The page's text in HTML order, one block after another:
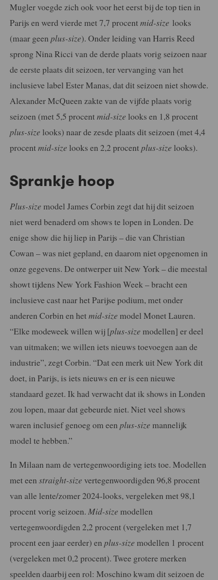
Mugler voegde zich ook voor het eerst bij de top tien in
Parijs en werd vierde met 7,7 procentmid-size looks
(maar geen plus-size). Onder leiding van Harris Reed
sprong Nina Ricci van de derde plaats vorig seizoen naar
de eerste plaats dit seizoen, ter vervanging van het
inclusieve label Ester Manas, dat dit seizoen niet showde.
Alexander McQueen zakte van de vijfde plaats vorig
seizoen (met 5,5 procentmid-size looks en 1,8 procent
plus-size looks) naar de zesde plaats dit seizoen (met 4,4
procentmid-size looks en 2,2 procent plus-size looks).
Sprankje hoop
Plus-size model James Corbin zegt dat hij dit seizoen
niet werd benaderd om shows te lopen in Londen. De
enige show die hij liep in Parijs – die van Christian
Cowan – was niet gepland, en daarom niet opgenomen in
onze gegevens. De ontwerper uit New York – die meestal
showt tijdens New York Fashion Week – bracht een
inclusieve cast naar het Parijse podium, met onder
anderen Corbin en hetmid-size model Monet Lauren.
“Elke modeweek willen wij [plus-size modellen] er deel
van uitmaken; we willen iets nieuws toevoegen aan de
industrie”, zegt Corbin. “Dat een merk uit New York dit
doet, in Parijs, is iets nieuws en er is een nieuwe
standaard gezet. Ik had verwacht dat ik shows in Londen
zou lopen, maar dat gebeurde niet. Niet veel shows
waren inclusief genoeg om een plus-size mannelijk
model te hebben.”
In Milaan nam de vertegenwoordiging iets toe. Modellen
met een straight-size vertegenwoordigden 96,8 procent
van alle lente/zomer 2024-looks, vergeleken met 98,1
procent vorig seizoen. Mid-size modellen
vertegenwoordigden 2,2 procent (vergeleken met 1,7
procent een jaar eerder) en plus-size modellen 1 procent
(vergeleken met 0,2 procent). Twee grotere merken
speelden daarbij een rol: Moschino kwam dit seizoen de